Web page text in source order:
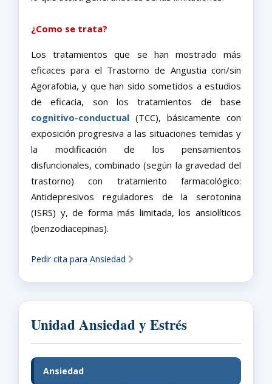
¿Como se trata?
Los tratamientos que se han mostrado más
eficaces para el Trastorno de Angustia con/sin
Agorafobia, y que han sido sometidos a estudios
de eficacia, son lostratamientos de base
cognitivo-conductual (TCC), básicamente con
exposición progresiva a las situaciones temidas y
la modificación de los pensamientos
disfuncionales, combinado (según la gravedad del
trastorno) con tratamiento farmacológico:
Antidepresivos reguladores de la serotonina
(ISRS) y, de forma más limitada, los ansiolíticos
(benzodiacepinas).
Pedir cita para Ansiedad
Unidad Ansiedad y Estrés
Ansiedad